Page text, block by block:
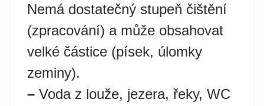
Nemá dostatečný stupeň čištění
(zpracování) a může obsahovat
velké částice (písek, úlomky
zeminy).
– Voda z louže, jezera, řeky, WC